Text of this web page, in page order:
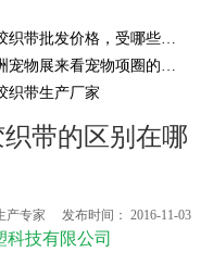
包胶织带批发价格，受哪些因素影响？
亚洲宠物展来看宠物项圈的智能发展
织带生产厂家
带的区别在哪
专家 发布时间： 2016-11-03
科技有限公司